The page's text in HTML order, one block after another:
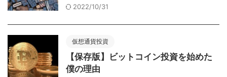
2022/10/31
仮想通貨投資
【保存版】ビットコイン投資を始めた
僕の理由